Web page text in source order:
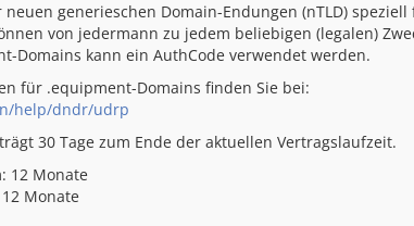
generieschen Domain-Endungen (nTLD)
von jedermann zu jedem beliebigen (legalen)
Domains kann ein AuthCode verwendet werden.
für .equipment-Domains finden Sie bei:
help/dndr/udrp
30 Tage zum Ende der aktuellen Vertragslaufzeit.
12 Monate
Monate